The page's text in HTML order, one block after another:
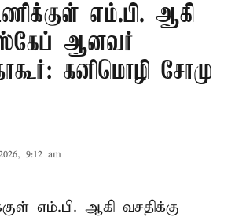
எம்.பி. ஆகி
ஆனவர்
கனிமொழி சோமு
9:12 am
எம்.பி. ஆகி வசதிக்கு